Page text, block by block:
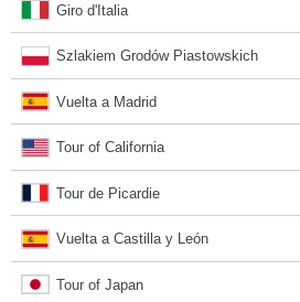
Giro d'Italia
Szlakiem Grodów Piastowskich
Vuelta a Madrid
Tour of California
Tour de Picardie
Vuelta a Castilla y León
Tour of Japan